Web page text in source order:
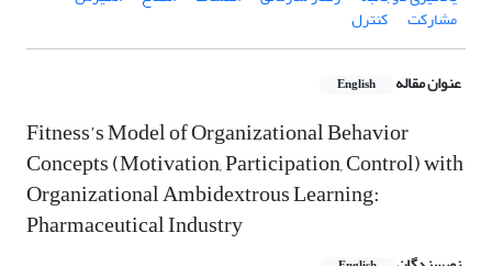
مشارکت کنترل
عنوان مقاله English
Fitness’s Model of Organizational Behavior
Concepts (Motivation, Participation, Control) with
Organizational Ambidextrous Learning:
Pharmaceutical Industry